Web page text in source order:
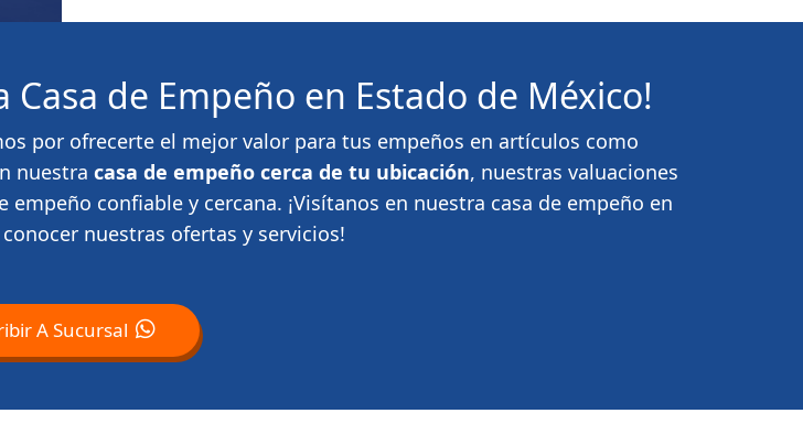
de Empeño en Estado de México!
por ofrecerte el mejor valor para tus empeños en artículos como
nuestra casa de empeño cerca de tu ubicación, nuestras valuaciones
confiable y cercana. ¡Visítanos en nuestra casa de empeño en
nuestras ofertas y servicios!
A Sucursal